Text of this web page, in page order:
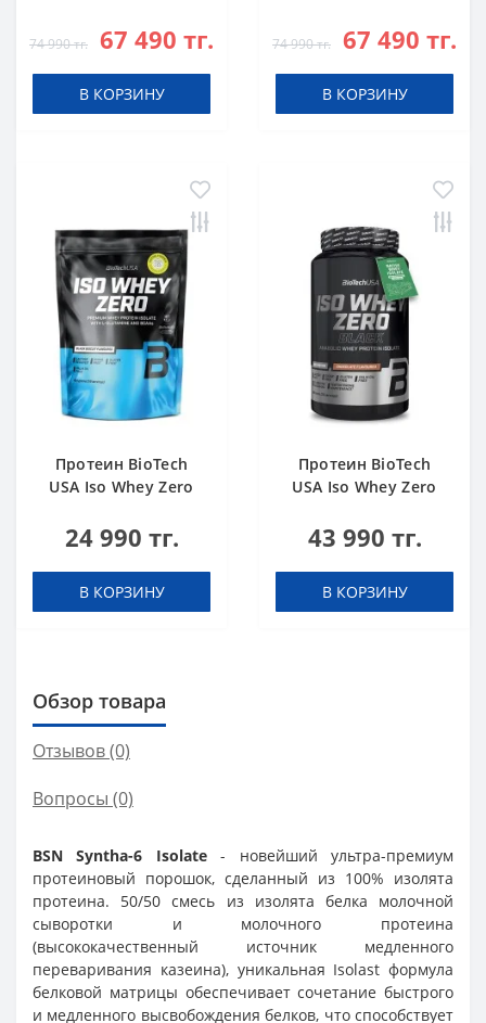
g
74 990 тг. 67 490 тг.
В КОРЗИНУ
74 990 тг. 67 490 тг.
В КОРЗИНУ
Протеин BioTech
USA Iso Whey Zero
454 g
24 990 тг.
В КОРЗИНУ
Протеин BioTech
USA Iso Whey Zero
43 990 тг.
В КОРЗИНУ
Обзор товара
Отзывов (0)
Вопросы (0)
BSN Syntha-6 Isolate- новейший ультра-премиум
протеиновый порошок, сделанный из 100% изолята
протеина. 50/50 смесь из изолята белка молочной
сыворотки и молочного протеина
(высококачественный источник медленного
переваривания казеина), уникальная Isolast формула
белковой матрицы обеспечивает сочетание быстрого
и медленного высвобождения белков, что способствует